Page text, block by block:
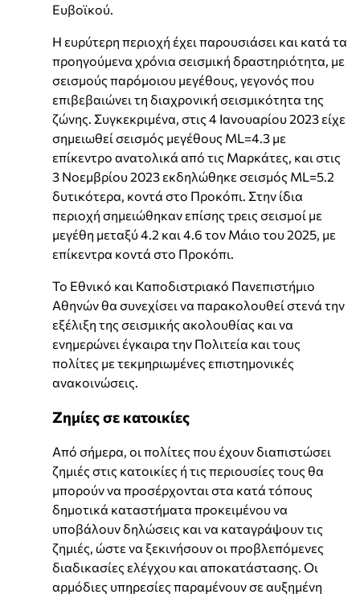
Ευβοϊκού.
Η ευρύτερη περιοχή έχει παρουσιάσει και κατά τα
προηγούμενα χρόνια σεισμική δραστηριότητα, με
σεισμούς παρόμοιου μεγέθους, γεγονός που
επιβεβαιώνει τη διαχρονική σεισμικότητα της
ζώνης. Συγκεκριμένα, στις 4 Ιανουαρίου 2023 είχε
σημειωθεί σεισμός μεγέθους ML=4.3 με
επίκεντρο ανατολικά από τις Μαρκάτες, και στις
3 Νοεμβρίου 2023 εκδηλώθηκε σεισμός ML=5.2
δυτικότερα, κοντά στο Προκόπι. Στην ίδια
περιοχή σημειώθηκαν επίσης τρεις σεισμοί με
μεγέθη μεταξύ 4.2 και 4.6 τον Μάιο του 2025, με
επίκεντρα κοντά στο Προκόπι.
Το Εθνικό και Καποδιστριακό Πανεπιστήμιο
Αθηνών θα συνεχίσει να παρακολουθεί στενά την
εξέλιξη της σεισμικής ακολουθίας και να
ενημερώνει έγκαιρα την Πολιτεία και τους
πολίτες με τεκμηριωμένες επιστημονικές
ανακοινώσεις.
Ζημίες σε κατοικίες
Από σήμερα, οι πολίτες που έχουν διαπιστώσει
ζημιές στις κατοικίες ή τις περιουσίες τους θα
μπορούν να προσέρχονται στα κατά τόπους
δημοτικά καταστήματα προκειμένου να
υποβάλουν δηλώσεις και να καταγράψουν τις
ζημιές, ώστε να ξεκινήσουν οι προβλεπόμενες
διαδικασίες ελέγχου και αποκατάστασης. Οι
αρμόδιες υπηρεσίες παραμένουν σε αυξημένη